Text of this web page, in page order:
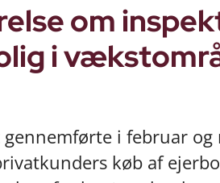
om
i
i februar
køb af